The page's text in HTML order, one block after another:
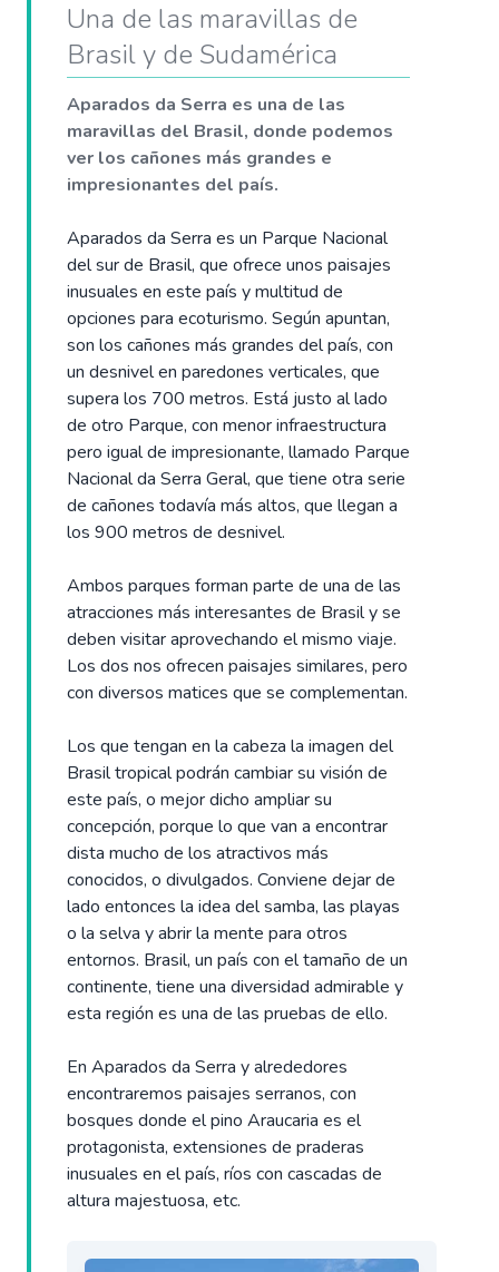
Una de las maravillas de
Brasil y de Sudamérica
Aparados da Serra es una de las
maravillas del Brasil, donde podemos
ver los cañones más grandes e
impresionantes del país.
Aparados da Serra es un Parque Nacional
del sur de Brasil, que ofrece unos paisajes
inusuales en este país y multitud de
opciones para ecoturismo. Según apuntan,
son los cañones más grandes del país, con
un desnivel en paredones verticales, que
supera los 700 metros. Está justo al lado
de otro Parque, con menor infraestructura
pero igual de impresionante, llamado Parque
Nacional da Serra Geral, que tiene otra serie
de cañones todavía más altos, que llegan a
los 900 metros de desnivel.
Ambos parques forman parte de una de las
atracciones más interesantes de Brasil y se
deben visitar aprovechando el mismo viaje.
Los dos nos ofrecen paisajes similares, pero
con diversos matices que se complementan.
Los que tengan en la cabeza la imagen del
Brasil tropical podrán cambiar su visión de
este país, o mejor dicho ampliar su
concepción, porque lo que van a encontrar
dista mucho de los atractivos más
conocidos, o divulgados. Conviene dejar de
lado entonces la idea del samba, las playas
o la selva y abrir la mente para otros
entornos. Brasil, un país con el tamaño de un
continente, tiene una diversidad admirable y
esta región es una de las pruebas de ello.
En Aparados da Serra y alrededores
encontraremos paisajes serranos, con
bosques donde el pino Araucaria es el
protagonista, extensiones de praderas
inusuales en el país, ríos con cascadas de
altura majestuosa, etc.